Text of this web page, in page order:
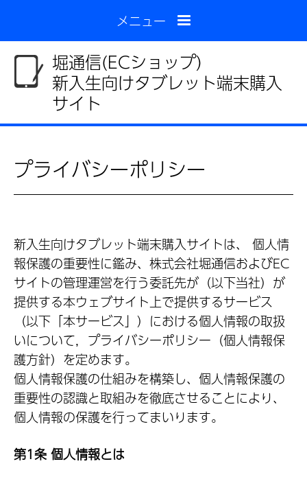
メニュー
堀通信(ECショップ)
新入生向けタブレット端末購入
サイト
プライバシーポリシー
新入生向けタブレット端末購入サイトは、 個人情
報保護の重要性に鑑み、株式会社堀通信およびEC
サイトの管理運営を行う委託先が（以下当社）が
提供する本ウェブサイト上で提供するサービス
（以下「本サービス」）における個人情報の取扱
いについて，プライバシーポリシー（個人情報保
護方針）を定めます。
個人情報保護の仕組みを構築し、個人情報保護の
重要性の認識と取組みを徹底させることにより、
個人情報の保護を行ってまいります。
第1条 個人情報とは